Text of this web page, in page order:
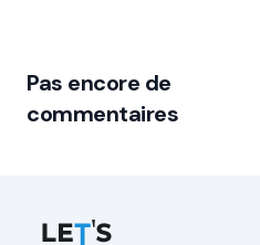
Pas encore de
commentaires
Let's Connect